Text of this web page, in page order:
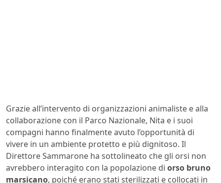
Grazie all’intervento di organizzazioni animaliste e alla
collaborazione con il Parco Nazionale, Nita e i suoi
compagni hanno finalmente avuto l’opportunità di
vivere in un ambiente protetto e più dignitoso. Il
Direttore Sammarone ha sottolineato che gli orsi non
avrebbero interagito con la popolazione di orso bruno
marsicano, poiché erano stati sterilizzati e collocati in